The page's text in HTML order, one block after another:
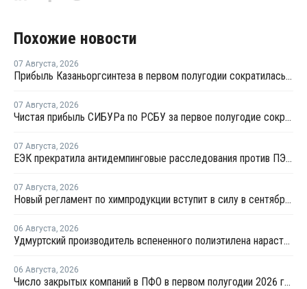
Похожие новости
07 Августа, 2026
Прибыль Казаньоргсинтеза в первом полугодии сократилась более чем в 2 раза
07 Августа, 2026
Чистая прибыль СИБУРа по РСБУ за первое полугодие сократилась в 3,6 раза
07 Августа, 2026
ЕЭК прекратила антидемпинговые расследования против ПЭ и ПП из Азербайджана и Туркменистана
07 Августа, 2026
Новый регламент по химпродукции вступит в силу в сентябре 2027 года
06 Августа, 2026
Удмуртский производитель вспененного полиэтилена нарастит выпуск на 15%
06 Августа, 2026
Число закрытых компаний в ПФО в первом полугодии 2026 года вдвое превысило число новых